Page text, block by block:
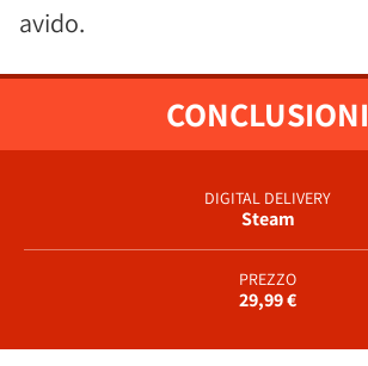
avido.
CONCLUSIONI
DIGITAL DELIVERY
Steam
PREZZO
29,99 €